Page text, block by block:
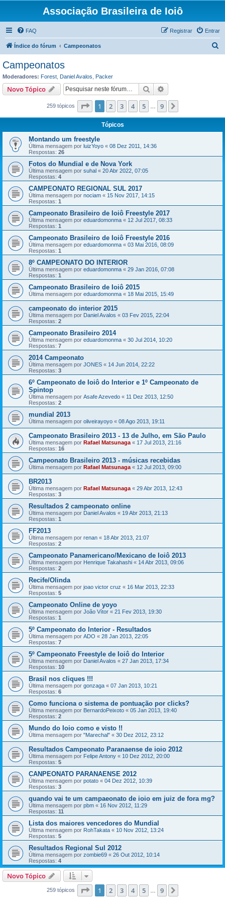
Associação Brasileira de Ioiô
FAQ Entrar
Registrar
Índice do fórum Campeonatos
s
Campeonatos
Moderadores: Forest Daniel Avalos Packer
Novo Tópico Pesquisar
259 tópicos Página de
1 2 3 4 5 9
Tópicos
Montando um freestyle
Última mensagem por luizYoyo « 08 Dez 2011, 14:36
Respostas: 26
Fotos do Mundial e de Nova York
Última mensagem por suhal « 20 Abr 2022, 07:05
Respostas: 4
CAMPEONATO REGIONAL SUL 2017
Última mensagem por nociam « 15 Nov 2017, 14:15
Respostas: 1
Campeonato Brasileiro de Ioiô Freestyle 2017
Última mensagem por eduardomonma « 12 Jul 2017, 08:33
Respostas: 1
Campeonato Brasileiro de Ioiô Freestyle 2016
Última mensagem por eduardomonma « 03 Mai 2016, 08:09
Respostas: 1
8º CAMPEONATO DO INTERIOR
Última mensagem por eduardomonma « 29 Jan 2016, 07:08
Respostas: 1
Campeonato Brasileiro de Ioiô 2015
Última mensagem por eduardomonma « 18 Mai 2015, 15:49
campeonato do interior 2015
Última mensagem por Daniel Avalos « 03 Fev 2015, 22:04
Respostas: 2
Campeonato Brasileiro 2014
Última mensagem por eduardomonma « 30 Jul 2014, 10:20
Respostas: 7
2014 Campeonato
Última mensagem por JONES « 14 Jun 2014, 22:22
Respostas: 3
6º Campeonato de Ioiô do Interior e 1º Campeonato de
Spintop
Última mensagem por Asafe Azevedo « 11 Dez 2013, 12:50
Respostas: 2
mundial 2013
Última mensagem por oliveirayoyo « 08 Ago 2013, 19:11
Campeonato Brasileiro 2013 - 13 de Julho, em São Paulo
Última mensagem por Rafael Matsunaga « 17 Jul 2013, 21:16
Respostas: 16
Campeonato Brasileiro 2013 - músicas recebidas
Última mensagem por Rafael Matsunaga « 12 Jul 2013, 09:00
BR2013
Última mensagem por Rafael Matsunaga « 29 Abr 2013, 12:43
Respostas: 3
Resultados 2 campeonato online
Última mensagem por Daniel Avalos « 19 Abr 2013, 21:13
Respostas: 1
FF2013
Última mensagem por renan « 18 Abr 2013, 21:07
Respostas: 2
Campeonato Panamericano/Mexicano de Ioiô 2013
Última mensagem por Henrique Takahashi « 14 Abr 2013, 09:06
Respostas: 2
Recife/Olinda
Última mensagem por joao victor cruz « 16 Mar 2013, 22:33
Respostas: 5
Campeonato Online de yoyo
Última mensagem por João Vítor « 21 Fev 2013, 19:30
Respostas: 1
5º Campeonato do Interior - Resultados
Última mensagem por ADO « 28 Jan 2013, 22:05
Respostas: 7
5º Campeonato Freestyle de Ioiô do Interior
Última mensagem por Daniel Avalos « 27 Jan 2013, 17:34
Respostas: 10
Brasil nos cliques !!!
Última mensagem por gonzaga « 07 Jan 2013, 10:21
Respostas: 6
Como funciona o sistema de pontuação por clicks?
Última mensagem por BernardoPeixoto « 05 Jan 2013, 19:40
Respostas: 2
Mundo do Ioio como e visto !!
Última mensagem por "Marechal" « 30 Dez 2012, 23:12
Resultados Campeonato Paranaense de ioio 2012
Última mensagem por Felipe Antony « 10 Dez 2012, 20:00
Respostas: 5
CANPEONATO PARANAENSE 2012
Última mensagem por potato « 04 Dez 2012, 10:39
Respostas: 3
quando vai te um campaeonato de ioio em juiz de fora mg?
Última mensagem por pbm « 16 Nov 2012, 11:29
Respostas: 11
Lista dos maiores vencedores do Mundial
Última mensagem por RohTakata « 10 Nov 2012, 13:24
Respostas: 5
Resultados Regional Sul 2012
Última mensagem por zombie69 « 26 Out 2012, 10:14
Respostas: 4
Novo Tópico
259 tópicos Página de
1 2 3 4 5 9